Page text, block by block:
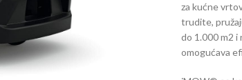
za kućne
trudite,
do 1.000 m2
omogućava